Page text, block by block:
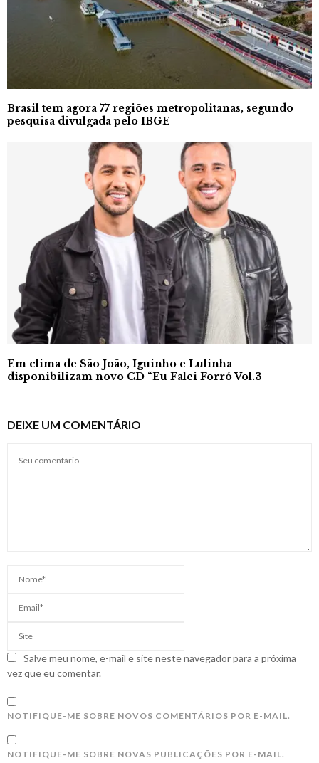
Brasil tem agora 77 regiões metropolitanas, segundo
pesquisa divulgada pelo IBGE
Em clima de São João, Iguinho e Lulinha
disponibilizam novo CD “Eu Falei Forró Vol.3
DEIXE UM COMENTÁRIO
Salve meu nome, e-mail e site neste navegador para a próxima
vez que eu comentar.
NOTIFIQUE-ME SOBRE NOVOS COMENTÁRIOS POR E-MAIL.
NOTIFIQUE-ME SOBRE NOVAS PUBLICAÇÕES POR E-MAIL.